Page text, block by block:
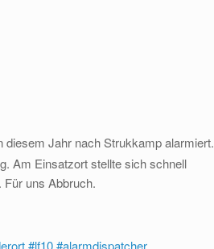
diesem Jahr nach Strukkamp alarmiert.
Am Einsatzort stellte sich schnell
uns Abbruch.
#lf10#alarmdispatcher